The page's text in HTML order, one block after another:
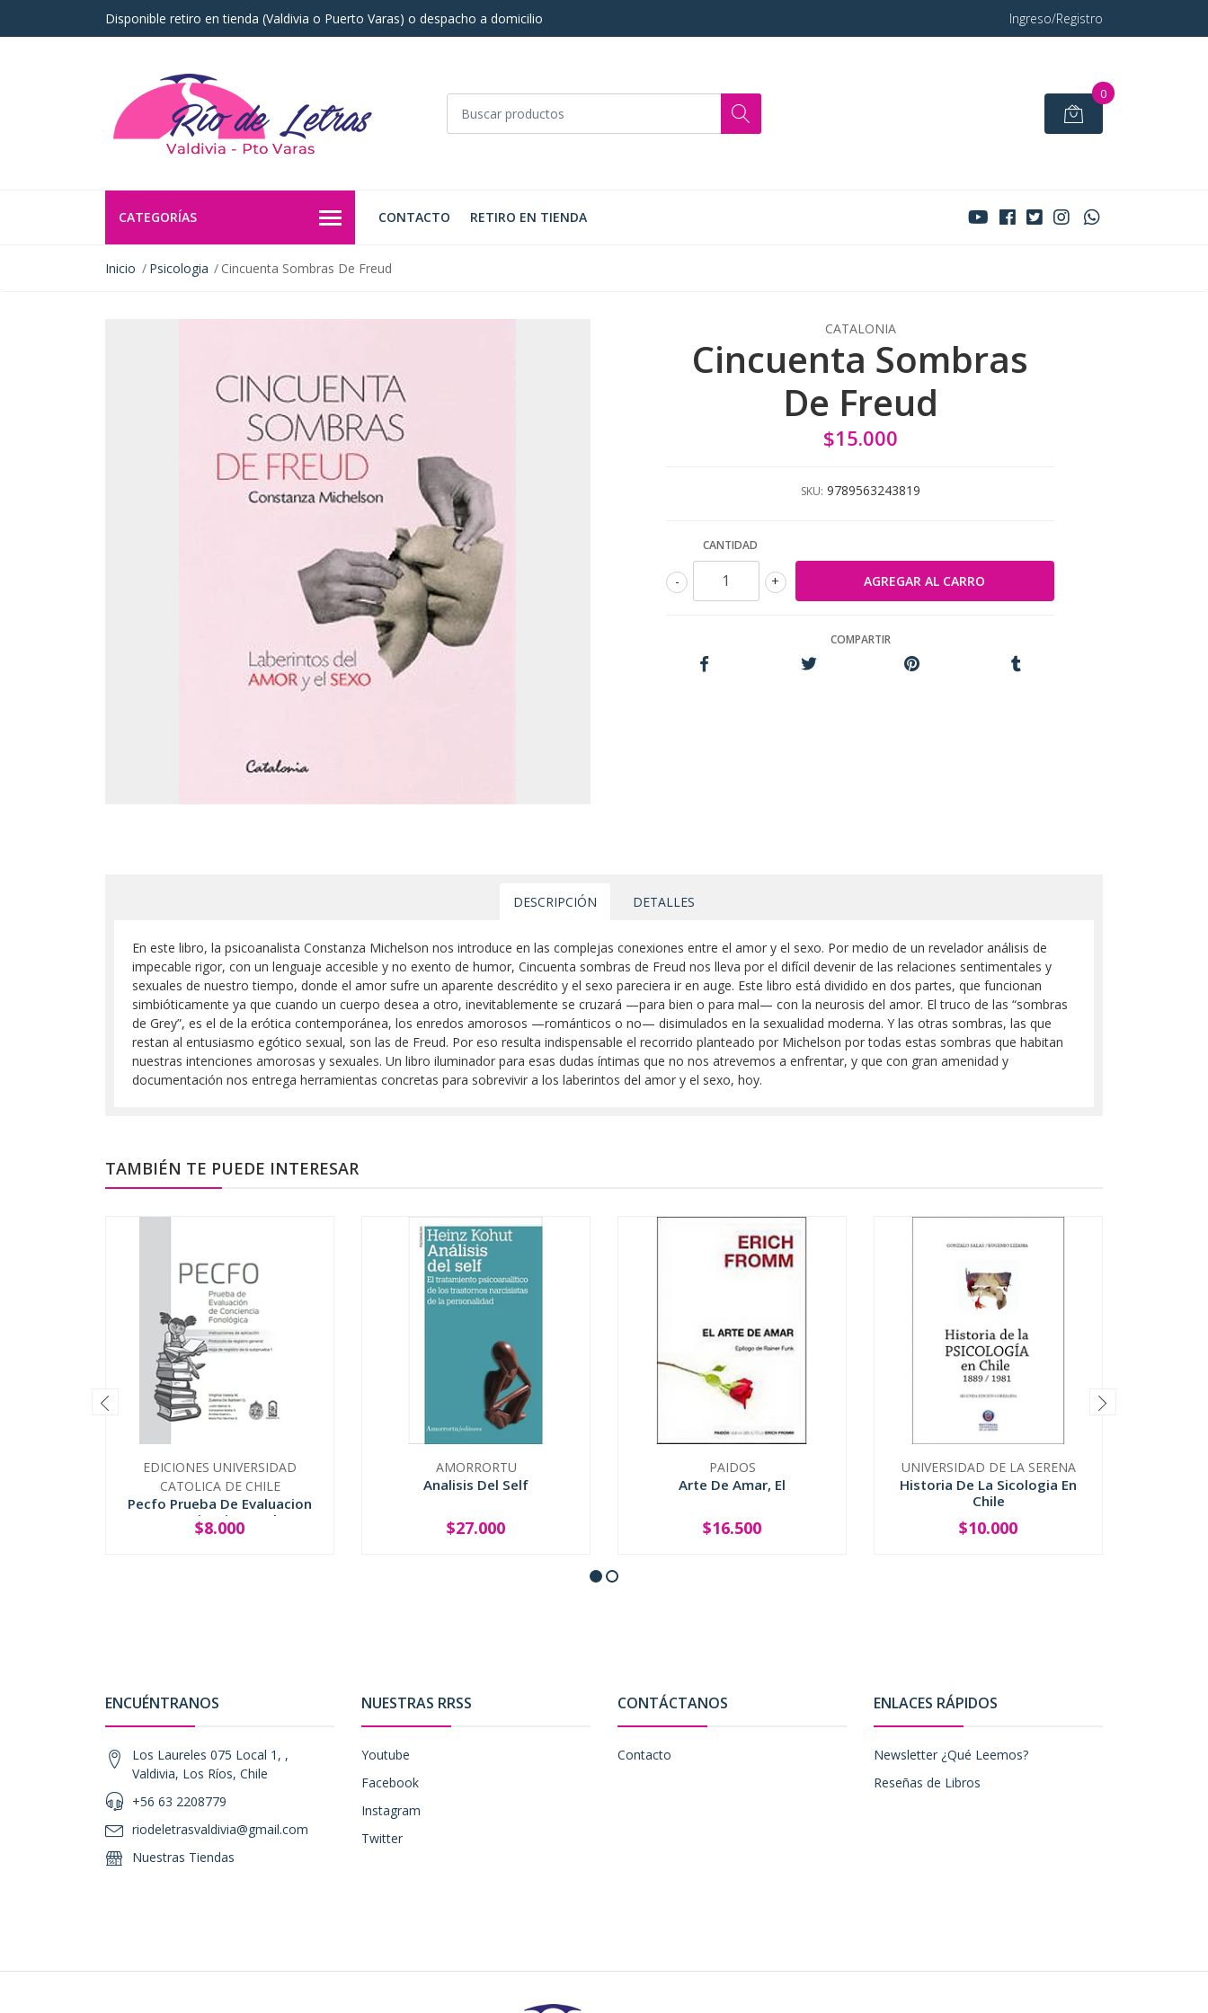
Disponible retiro en tienda (Valdivia o Puerto Varas) o despacho a domicilio Ingreso/Registro
0
CATEGORÍAS CONTACTO RETIRO EN TIENDA
Inicio Psicologia Cincuenta Sombras De Freud
CATALONIA
Cincuenta Sombras
De Freud
$15.000
SKU: 9789563243819
CANTIDAD
+
-
COMPARTIR
DESCRIPCIÓN DETALLES
En este libro, la psicoanalista Constanza Michelson nos introduce en las complejas conexiones entre el amor y el sexo. Por medio de un revelador análisis de
impecable rigor, con un lenguaje accesible y no exento de humor, Cincuenta sombras de Freud nos lleva por el difícil devenir de las relaciones sentimentales y
sexuales de nuestro tiempo, donde el amor sufre un aparente descrédito y el sexo pareciera ir en auge. Este libro está dividido en dos partes, que funcionan
simbióticamente ya que cuando un cuerpo desea a otro, inevitablemente se cruzará —para bien o para mal— con la neurosis del amor. El truco de las “sombras
de Grey”, es el de la erótica contemporánea, los enredos amorosos —románticos o no— disimulados en la sexualidad moderna. Y las otras sombras, las que
restan al entusiasmo egótico sexual, son las de Freud. Por eso resulta indispensable el recorrido planteado por Michelson por todas estas sombras que habitan
nuestras intenciones amorosas y sexuales. Un libro iluminador para esas dudas íntimas que no nos atrevemos a enfrentar, y que con gran amenidad y
documentación nos entrega herramientas concretas para sobrevivir a los laberintos del amor y el sexo, hoy.
TAMBIÉN TE PUEDE INTERESAR
EDICIONES UNIVERSIDAD
CATOLICA DE CHILE
Pecfo Prueba De Evaluacion
De Conciencia Fonolo...
+
$8.000
AMORRORTU
Analisis Del Self
+
$27.000
PAIDOS
Arte De Amar, El
+
$16.500
UNIVERSIDAD DE LA SERENA
Historia De La Sicologia En
Chile
+
$10.000
ENCUÉNTRANOS
Los Laureles 075 Local 1, ,
Valdivia, Los Ríos, Chile
+56 63 2208779
riodeletrasvaldivia@gmail.com
Nuestras Tiendas
NUESTRAS RRSS
Youtube
Facebook
Instagram
Twitter
CONTÁCTANOS
Contacto
ENLACES RÁPIDOS
Newsletter ¿Qué Leemos?
Reseñas de Libros